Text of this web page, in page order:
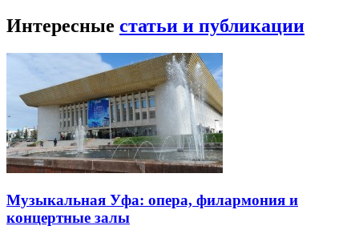
Интересные статьи и публикации
Музыкальная Уфа: опера, филармония и
концертные залы